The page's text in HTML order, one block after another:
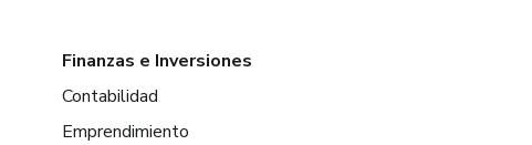
Finanzas e Inversiones
Contabilidad
Emprendimiento